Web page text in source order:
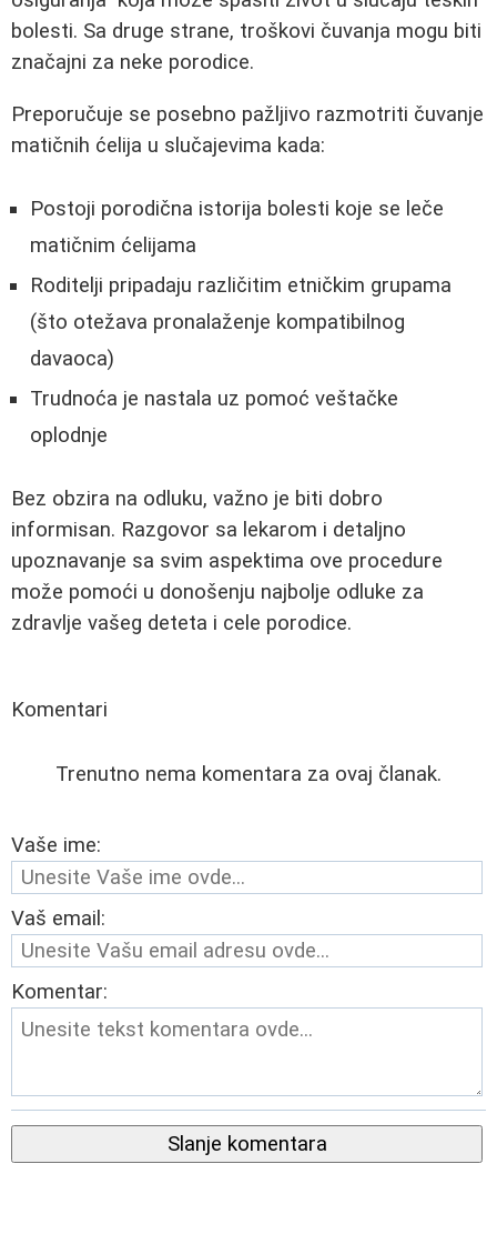
bolesti. Sa druge strane, troškovi čuvanja mogu biti
značajni za neke porodice.
Preporučuje se posebno pažljivo razmotriti čuvanje
matičnih ćelija u slučajevima kada:
Postoji porodična istorija bolesti koje se leče
matičnim ćelijama
Roditelji pripadaju različitim etničkim grupama
(što otežava pronalaženje kompatibilnog
davaoca)
Trudnoća je nastala uz pomoć veštačke
oplodnje
Bez obzira na odluku, važno je biti dobro
informisan. Razgovor sa lekarom i detaljno
upoznavanje sa svim aspektima ove procedure
može pomoći u donošenju najbolje odluke za
zdravlje vašeg deteta i cele porodice.
Komentari
Trenutno nema komentara za ovaj članak.
Vaše ime:
Vaš email:
Komentar:
Slanje komentara